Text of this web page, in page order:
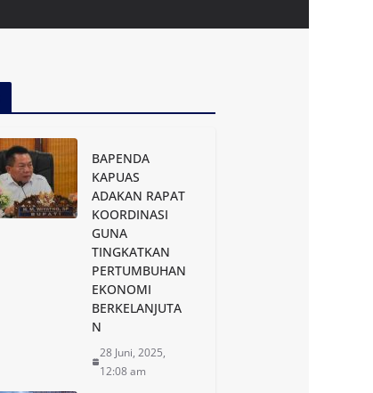
BAPENDA
KAPUAS
ADAKAN RAPAT
KOORDINASI
GUNA
TINGKATKAN
PERTUMBUHAN
EKONOMI
BERKELANJUTA
N
28 Juni, 2025,
12:08 am